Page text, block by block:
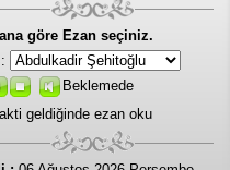
göre Ezan seçiniz.
Beklemede
geldiğinde ezan oku